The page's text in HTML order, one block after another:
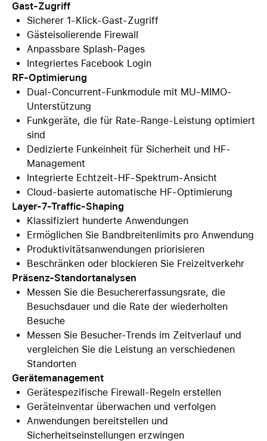
Gast-Zugriff
Sicherer 1-Klick-Gast-Zugriff
Gästeisolierende Firewall
Anpassbare Splash-Pages
Integriertes Facebook Login
RF-Optimierung
Dual-Concurrent-Funkmodule mit MU-MIMO-
Unterstützung
Funkgeräte, die für Rate-Range-Leistung optimiert
sind
Dedizierte Funkeinheit für Sicherheit und HF-
Management
Integrierte Echtzeit-HF-Spektrum-Ansicht
Cloud-basierte automatische HF-Optimierung
Layer-7-Traffic-Shaping
Klassifiziert hunderte Anwendungen
Ermöglichen Sie Bandbreitenlimits pro Anwendung
Produktivitätsanwendungen priorisieren
Beschränken oder blockieren Sie Freizeitverkehr
Präsenz-Standortanalysen
Messen Sie die Besuchererfassungsrate, die
Besuchsdauer und die Rate der wiederholten
Besuche
Messen Sie Besucher-Trends im Zeitverlauf und
vergleichen Sie die Leistung an verschiedenen
Standorten
Gerätemanagement
Gerätespezifische Firewall-Regeln erstellen
Geräteinventar überwachen und verfolgen
Anwendungen bereitstellen und
Sicherheitseinstellungen erzwingen